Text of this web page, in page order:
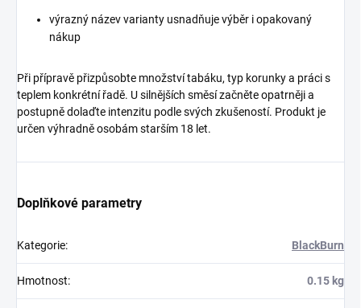
výrazný název varianty usnadňuje výběr i opakovaný
nákup
Při přípravě přizpůsobte množství tabáku, typ korunky a práci s
teplem konkrétní řadě. U silnějších směsí začněte opatrněji a
postupně dolaďte intenzitu podle svých zkušeností. Produkt je
určen výhradně osobám starším 18 let.
Doplňkové parametry
Kategorie: BlackBurn
Hmotnost: 0.15 kg